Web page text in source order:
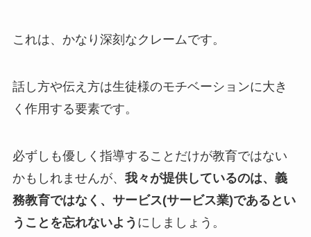
これは、かなり深刻なクレームです。
話し方や伝え方は生徒様のモチベーションに大き
く作用する要素です。
必ずしも優しく指導することだけが教育ではない
かもしれませんが、 我々が提供しているのは、義
務教育ではなく、サービス(サービス業)であるとい
うことを忘れないよう にしましょう。